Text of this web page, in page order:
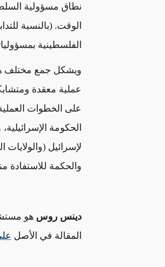
نطاق مسؤولية
الوقت.(بالنسبة
الفلسطينية
ويشكل جمع مختلف
عملية معقدة
على الخطوات
الحكومة
لإسرائيل(والولايات
والحكمة للاستفادة
دينس روس هو
المقالة في الأصل